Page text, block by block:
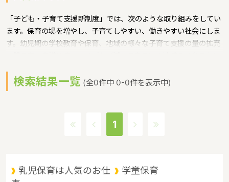
「子ども・子育て支援新制度」では、次のような取り組みをしてい
ます。保育の場を増やし、子育てしやすい、働きやすい社会にしま
す。幼児期の学校教育や保育、地域の様々な子育て支援の量の拡充
す。 山口県の人口は1382785人（2017/8/1現在）です。山口県内
には、保育所や保育施設が438施設あり、保育士求人倍率が1.31と
県は、三方が海に開かれ、中央部を東西に中国山地が走り、大きく
きよしだい）国定公園、原生林と渓谷美の西中国山地国定公園等の
景勝地を抱き、四季折々の変化に富んでいるというような特徴があ
検索結果一覧 (全0件中 0-0件を表示中)
1
乳児保育は人気のお仕
学童保育